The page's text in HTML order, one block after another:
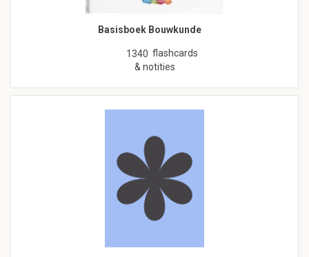
Basisboek Bouwkunde
1340 flashcards
& notities